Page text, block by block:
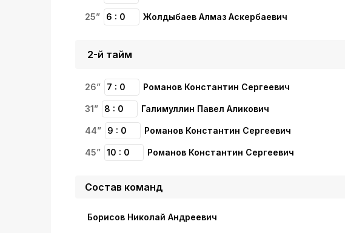
25” 6 : 0 Жолдыбаев Алмаз Аскербаевич
26” 7 : 0 Романов Константин Сергеевич
31” 8 : 0 Галимуллин Павел Аликович
44” 9 : 0 Романов Константин Сергеевич
45” 10 : 0 Романов Константин Сергеевич
2-й тайм
Состав команд
Борисов Николай Андреевич